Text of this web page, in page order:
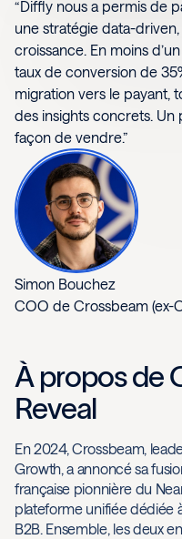
“Diffly nous a permis de
une stratégie data-
croissance. En moins
taux de conversion de
migration vers le payant,
des insights concrets.
façon de vendre.”
Simon Bouchez
COO de Crossbeam (ex-
À propos de
Reveal
En 2024, Crossbeam,
Growth, a annoncé sa
française pionnière du
plateforme unifiée dédiée
B2B. Ensemble, les deux